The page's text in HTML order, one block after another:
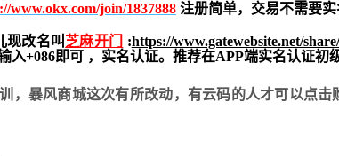
www.okx.com/join/1837888 注册简单，交易不需要实
现改名叫 芝麻开门 :https://www.gatewebsite.net/
入+086即可 ，实名认证。推荐在APP端实名认证初
，暴风商城这次有所改动，有云码的人才可以点